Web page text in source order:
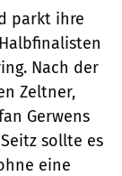
parkt ihre
Nach der
Zeltner,
Gerwens
Seitz sollte es
eine